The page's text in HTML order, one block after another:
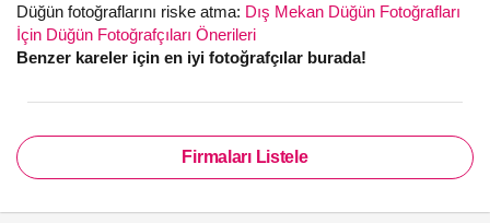
Düğün fotoğraflarını riske atma: Dış Mekan Düğün Fotoğrafları
İçin Düğün Fotoğrafçıları Önerileri
Benzer kareler için en iyi fotoğrafçılar burada!
Firmaları Listele